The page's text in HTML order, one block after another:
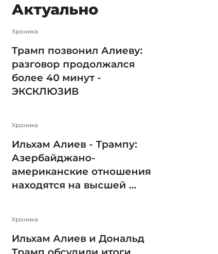
Актуально
Xроника
Трамп позвонил Алиеву:
разговор продолжался
более 40 минут -
ЭКСКЛЮЗИВ
Xроника
Ильхам Алиев - Трампу:
Азербайджано-
американские отношения
находятся на высшей ...
Xроника
Ильхам Алиев и Дональд